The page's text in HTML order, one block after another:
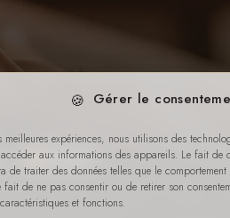
Gérer le
expériences, nous utilisons des
aux informations des appareils. Le fait de
de traiter des données telles que le
fait de ne pas consentir ou de retirer son
et fonctions.
Virement